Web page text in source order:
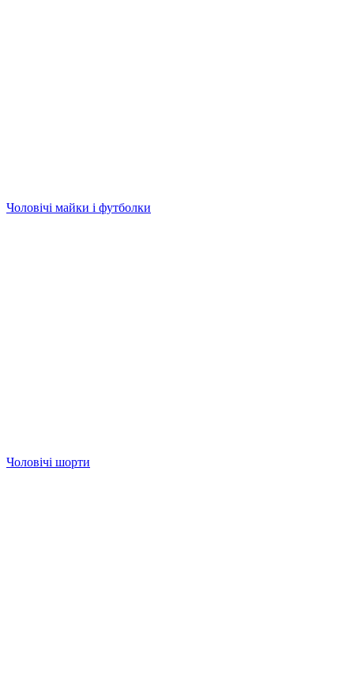
Чоловічі майки і футболки
Чоловічі шорти